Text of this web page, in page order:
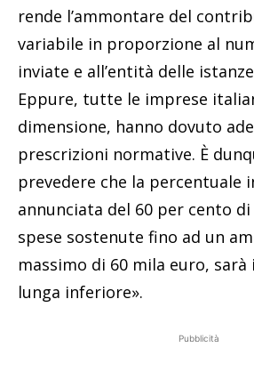
rende l’ammontare del
variabile in proporzione al
inviate e all’entità delle
Eppure, tutte le imprese
dimensione, hanno dovuto
prescrizioni normative. È
prevedere che la percentuale
annunciata del 60 per cento
spese sostenute fino ad un
massimo di 60 mila euro,
lunga inferiore».
Pubblicità